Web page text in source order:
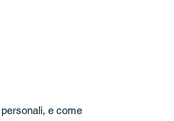
e come